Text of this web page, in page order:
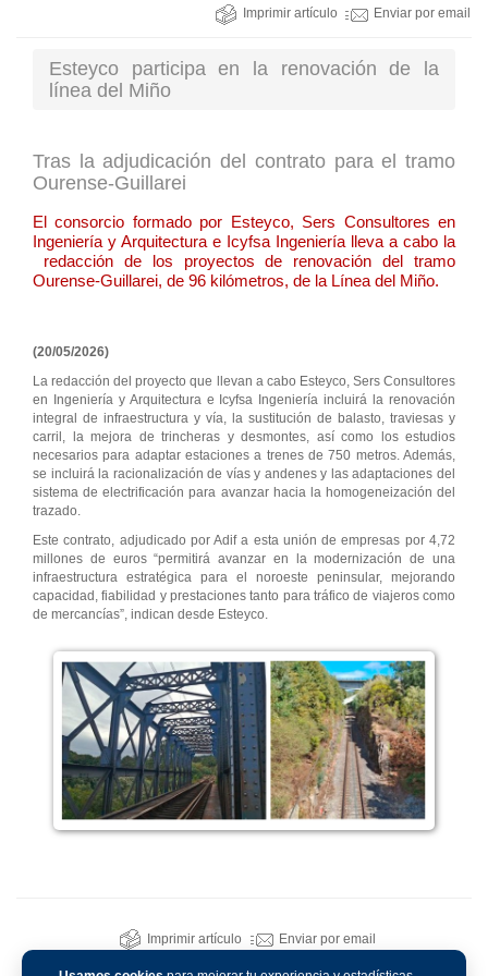
Imprimir artículo Enviar por email
Esteyco participa en la renovación de la
línea del Miño
Tras la adjudicación del contrato para el tramo
Ourense-Guillarei
El consorcio formado por Esteyco, Sers Consultores en
Ingeniería y Arquitectura e Icyfsa Ingeniería lleva a cabo la
redacción de los proyectos de renovación del tramo
Ourense-Guillarei, de 96 kilómetros, de la Línea del Miño.
(20/05/2026)
La redacción del proyecto que llevan a cabo Esteyco, Sers Consultores
en Ingeniería y Arquitectura e Icyfsa Ingeniería incluirá la renovación
integral de infraestructura y vía, la sustitución de balasto, traviesas y
carril, la mejora de trincheras y desmontes, así como los estudios
necesarios para adaptar estaciones a trenes de 750 metros. Además,
se incluirá la racionalización de vías y andenes y las adaptaciones del
sistema de electrificación para avanzar hacia la homogeneización del
trazado.
Este contrato, adjudicado por Adif a esta unión de empresas por 4,72
millones de euros “permitirá avanzar en la modernización de una
infraestructura estratégica para el noroeste peninsular, mejorando
capacidad, fiabilidad y prestaciones tanto para tráfico de viajeros como
de mercancías”, indican desde Esteyco.
Imprimir artículo Enviar por email